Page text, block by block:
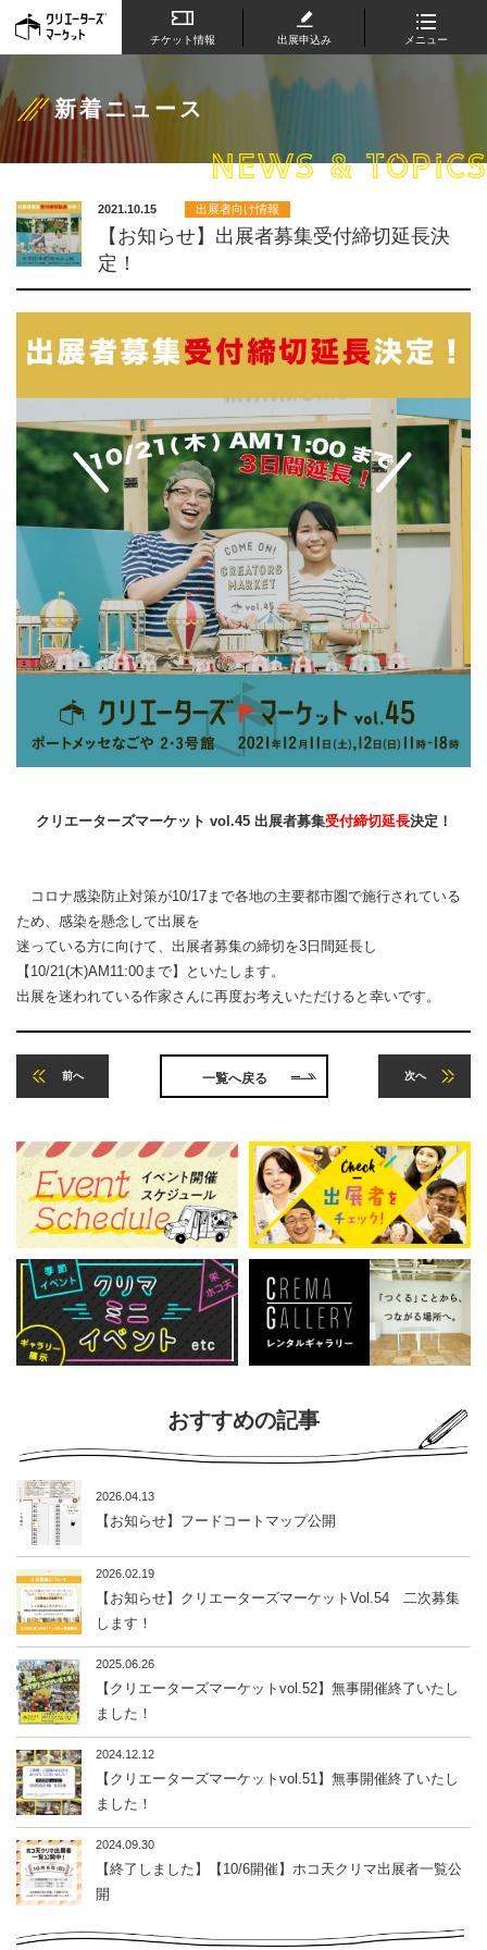
新着ニュース
NEWS & TOPICS
2021.10.15 出展者向け情報
【お知らせ】出展者募集受付締切延長決
定！
クリエーターズマーケット vol.45 出展者募集受付締切延長決定！
コロナ感染防止対策が10/17まで各地の主要都市圏で施行されている
ため、感染を懸念して出展を
迷っている方に向けて、出展者募集の締切を3日間延長し
【10/21(木)AM11:00まで】といたします。
出展を迷われている作家さんに再度お考えいただけると幸いです。
前へ 一覧へ戻る 次へ
おすすめの記事
2026.04.13
【お知らせ】フードコートマップ公開
2026.02.19
【お知らせ】クリエーターズマーケットVol.54 二次募集
します！
2025.06.26
【クリエーターズマーケットvol.52】無事開催終了いたし
ました！
2024.12.12
【クリエーターズマーケットvol.51】無事開催終了いたし
ました！
2024.09.30
【終了しました】【10/6開催】ホコ天クリマ出展者一覧公
開
チケット情報 出展申込み メニュー